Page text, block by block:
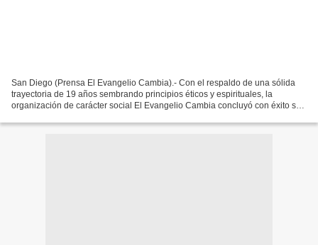
San Diego (Prensa El Evangelio Cambia).- Con el respaldo de una sólida
trayectoria de 19 años sembrando principios éticos y espirituales, la
organización de carácter social El Evangelio Cambia concluyó con éxito su